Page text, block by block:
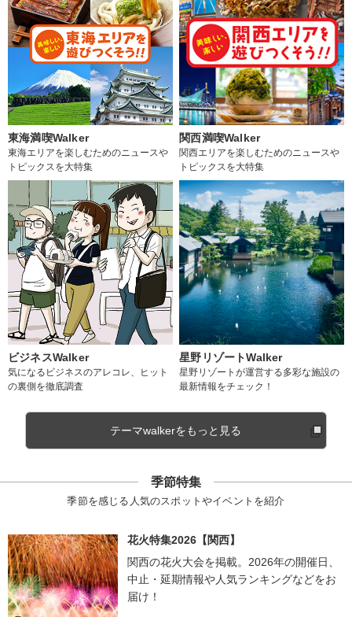
東海満喫Walker
東海エリアを楽しむためのニュースや
トピックスを大特集
関西満喫Walker
関西エリアを楽しむためのニュースや
トピックスを大特集
ビジネスWalker
気になるビジネスのアレコレ、ヒット
の裏側を徹底調査
星野リゾートWalker
星野リゾートが運営する多彩な施設の
最新情報をチェック！
テーマwalkerをもっと見る
季節特集
季節を感じる人気のスポットやイベントを紹介
花火特集2026【関西】
関西の花火大会を掲載。2026年の開催日、
中止・延期情報や人気ランキングなどをお
届け！